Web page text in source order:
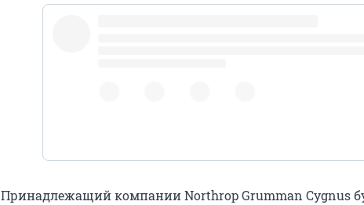
Принадлежащий компании Northrop Grumman Cygnus